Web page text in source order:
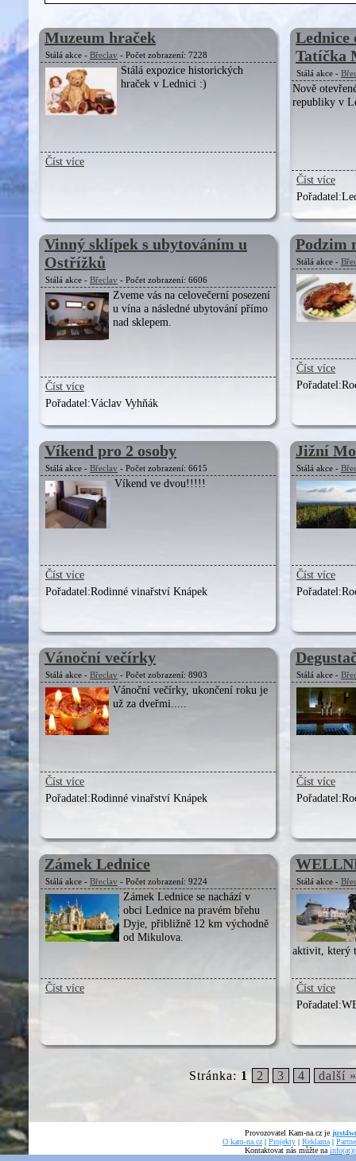
Muzeum hraček
Stálá akce - Břeclav - Počet zobrazení: 7228
Stálá expozice historických
hraček v Lednici :)
Číst více
Lednice
Tatíčka
Stálá akce -
Nově
republiky v
Číst více
Pořadatel:
Vinný sklípek s ubytováním u
Ostřížků
Stálá akce - Břeclav - Počet zobrazení: 6606
Zveme vás na celovečerní posezení
u vína a následné ubytování přímo
nad sklepem.
Číst více
Pořadatel:Václav Vyhňák
Podzim
Stálá akce -
Číst více
Pořadatel:
Víkend pro 2 osoby
Stálá akce - Břeclav - Počet zobrazení: 6615
Víkend ve dvou!!!!!
Číst více
Pořadatel:Rodinné vinařství Knápek
Jižní
Stálá akce -
Číst více
Pořadatel:
Vánoční večírky
Stálá akce - Břeclav - Počet zobrazení: 8903
Vánoční večírky, ukončení roku je
už za dveřmi.....
Číst více
Pořadatel:Rodinné vinařství Knápek
Stálá akce -
Číst více
Pořadatel:
Zámek Lednice
Stálá akce - Břeclav - Počet zobrazení: 9224
Zámek Lednice se nachází v
obci Lednice na pravém břehu
Dyje, přibližně 12 km východně
od Mikulova.
Číst více
Stálá akce -
aktivit, který
Číst více
Pořadatel:
Stránka: 1 2 3 4 další »
Provozovatel Kam-na.cz je
O kam-na.cz | Projekty | Reklama |
Kontaktovat nás můžte na